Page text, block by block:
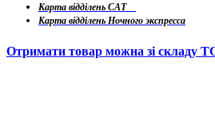
Карта відділень САТ
Карта відділень Ночного экспресса
Отримати товар можна зі